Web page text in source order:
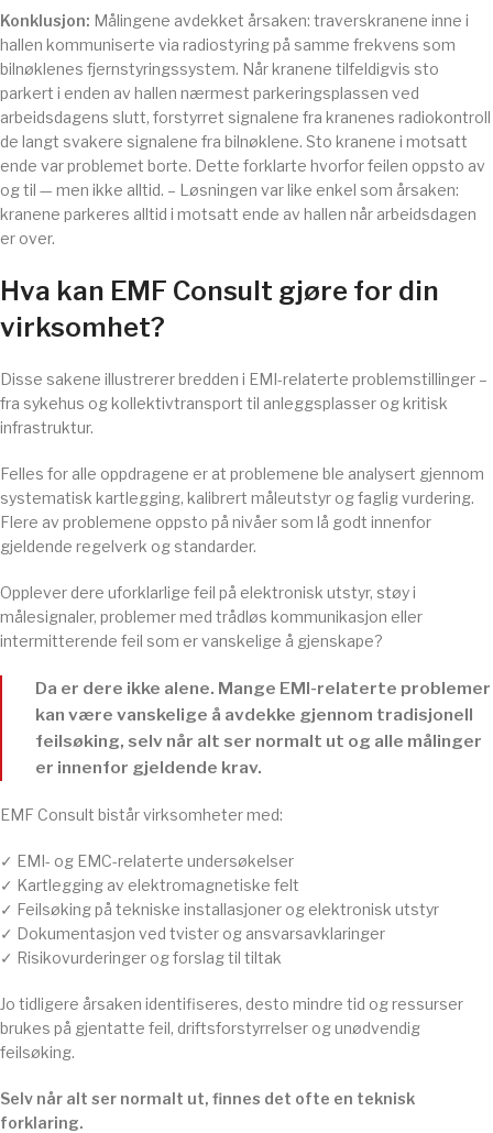
Konklusjon: Målingene avdekket årsaken: traverskranene inne i
hallen kommuniserte via radiostyring på samme frekvens som
bilnøklenes fjernstyringssystem. Når kranene tilfeldigvis sto
parkert i enden av hallen nærmest parkeringsplassen ved
arbeidsdagens slutt, forstyrret signalene fra kranenes radiokontroll
de langt svakere signalene fra bilnøklene. Sto kranene i motsatt
ende var problemet borte. Dette forklarte hvorfor feilen oppsto av
og til — men ikke alltid. – Løsningen var like enkel som årsaken:
kranene parkeres alltid i motsatt ende av hallen når arbeidsdagen
er over.
Hva kan EMF Consult gjøre for din
virksomhet?
Disse sakene illustrerer bredden i EMI-relaterte problemstillinger –
fra sykehus og kollektivtransport til anleggsplasser og kritisk
infrastruktur.
Felles for alle oppdragene er at problemene ble analysert gjennom
systematisk kartlegging, kalibrert måleutstyr og faglig vurdering.
Flere av problemene oppsto på nivåer som lå godt innenfor
gjeldende regelverk og standarder.
Opplever dere uforklarlige feil på elektronisk utstyr, støy i
målesignaler, problemer med trådløs kommunikasjon eller
intermitterende feil som er vanskelige å gjenskape?
Da er dere ikke alene. Mange EMI-relaterte problemer
kan være vanskelige å avdekke gjennom tradisjonell
feilsøking, selv når alt ser normalt ut og alle målinger
er innenfor gjeldende krav.
EMF Consult bistår virksomheter med:
✓ EMI- og EMC-relaterte undersøkelser
✓ Kartlegging av elektromagnetiske felt
✓ Feilsøking på tekniske installasjoner og elektronisk utstyr
✓ Dokumentasjon ved tvister og ansvarsavklaringer
✓ Risikovurderinger og forslag til tiltak
Jo tidligere årsaken identifiseres, desto mindre tid og ressurser
brukes på gjentatte feil, driftsforstyrrelser og unødvendig
feilsøking.
Selv når alt ser normalt ut, finnes det ofte en teknisk
forklaring.